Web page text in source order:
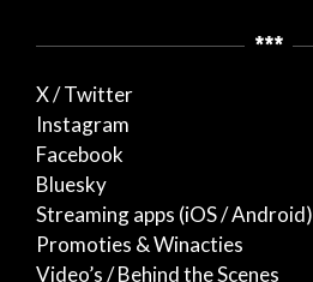
***
X / Twitter
Instagram
Facebook
Bluesky
Streaming apps (iOS / Android)
Promoties & Winacties
Video’s / Behind the Scenes